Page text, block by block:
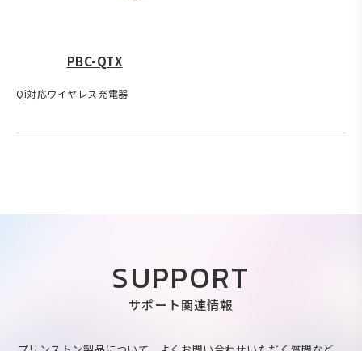
PBC-QTX
Qi対応ワイヤレス充電器
SUPPORT
サポート関連情報